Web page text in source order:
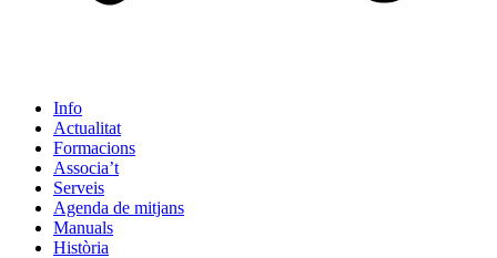
Info
Actualitat
Formacions
Associa’t
Serveis
Agenda de mitjans
Manuals
Història